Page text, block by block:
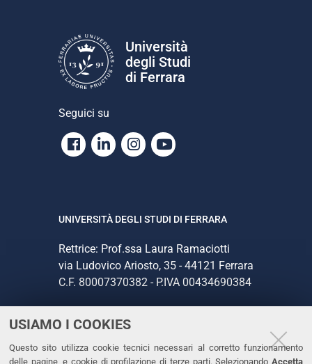
USIAMO I COOKIES
Questo sito utilizza cookie tecnici necessari al corretto funzionamento
delle pagine, e cookie di profilazione di terze parti. Selezionando Accetta
Università
degli Studi
di Ferrara
Seguici su
Facebook
LinkedinInstagram
Youtube
UNIVERSITÀ DEGLI STUDI DI FERRARA
Rettrice: Prof.ssa Laura Ramaciotti
via Ludovico Ariosto, 35 - 44121 Ferrara
C.F. 80007370382 - P.IVA 00434690384
CONTATTI
Tel. +39 0532 293111